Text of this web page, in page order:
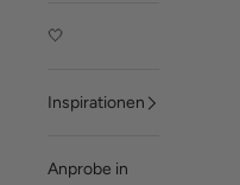
🤍
Inspirationen
Anprobe in